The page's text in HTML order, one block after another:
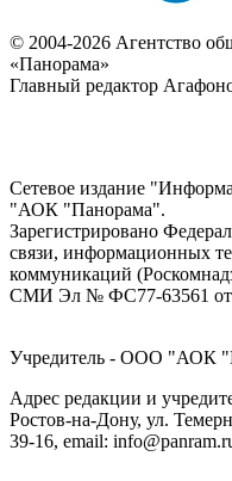
© 2004-2026 Агентство
«Панорама»
Главный редактор
Сетевое издание
"АОК "Панорама".
Зарегистрировано
связи, информационных
коммуникаций
СМИ Эл № ФС77-63561 от
Учредитель - ООО "АОК
Адрес редакции и
Ростов-на-Дону, ул.
39-16, email: